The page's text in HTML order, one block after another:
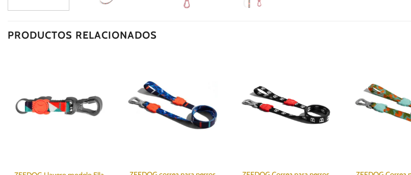
PRODUCTOS RELACIONADOS